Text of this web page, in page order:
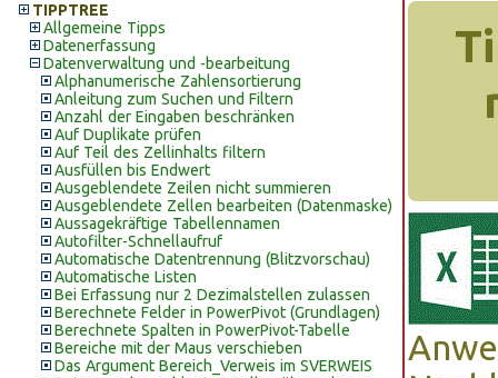
TIPPTREE
Allgemeine Tipps
Datenerfassung
Datenverwaltung und -bearbeitung
Alphanumerische Zahlensortierung
Anleitung zum Suchen und Filtern
Anzahl der Eingaben beschränken
Auf Duplikate prüfen
Auf Teil des Zellinhalts filtern
Ausfüllen bis Endwert
Ausgeblendete Zeilen nicht summieren
Ausgeblendete Zellen bearbeiten (Datenmaske)
Aussagekräftige Tabellennamen
Autofilter-Schnellaufruf
Automatische Datentrennung (Blitzvorschau)
Automatische Listen
Bei Erfassung nur 2 Dezimalstellen zulassen
Berechnete Felder in PowerPivot (Grundlagen)
Berechnete Spalten in PowerPivot-Tabelle
Bereiche mit der Maus verschieben
Das Argument Bereich_Verweis im SVERWEIS